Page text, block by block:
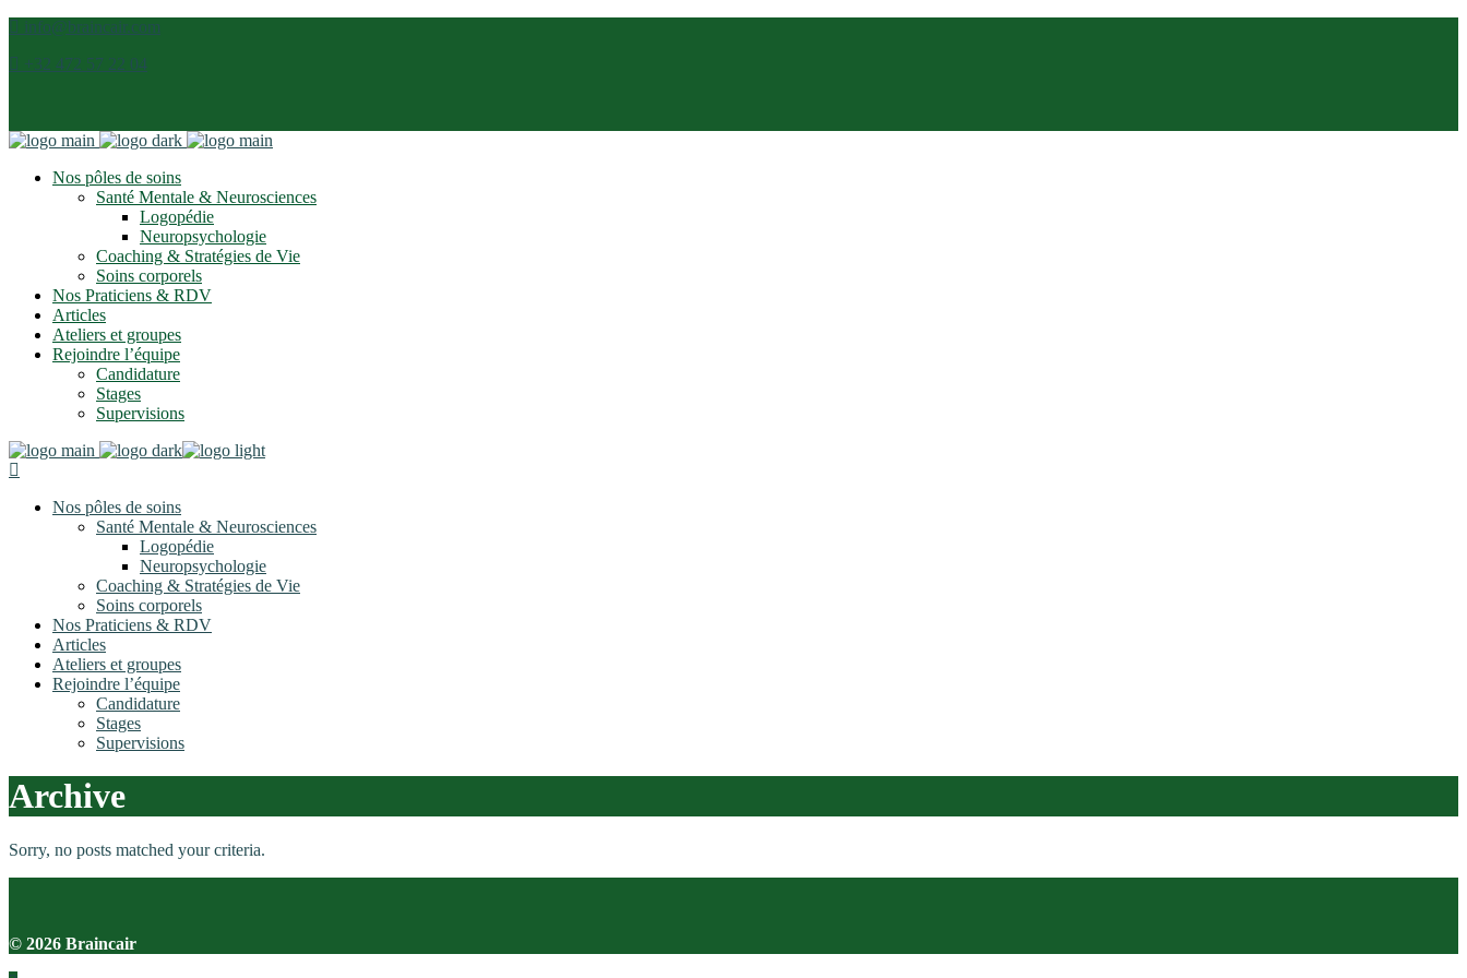
info@braincair.com
+32 472 57 22 04
Nos pôles de soins
Santé Mentale & Neurosciences
Logopédie
Neuropsychologie
Coaching & Stratégies de Vie
Soins corporels
Nos Praticiens & RDV
Articles
Ateliers et groupes
Rejoindre l’équipe
Candidature
Stages
Supervisions
Nos pôles de soins
Santé Mentale & Neurosciences
Logopédie
Neuropsychologie
Coaching & Stratégies de Vie
Soins corporels
Nos Praticiens & RDV
Articles
Ateliers et groupes
Rejoindre l’équipe
Candidature
Stages
Supervisions
Archive
Sorry, no posts matched your criteria.
© 2026 Braincair